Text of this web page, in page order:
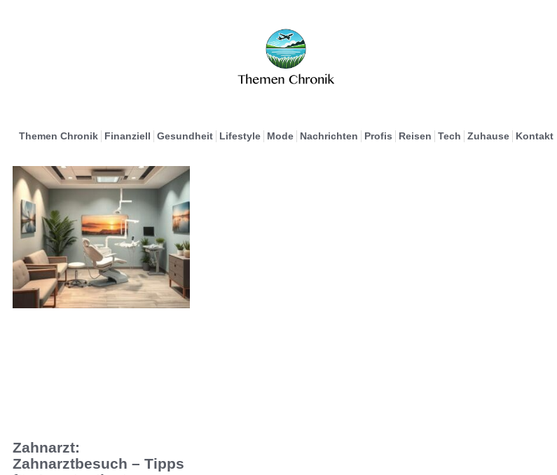
Themen Chronik Finanziell Gesundheit Lifestyle Mode Nachrichten Profis Reisen Tech Zuhause Kontakt
Zahnarzt:
Zahnarztbesuch – Tipps